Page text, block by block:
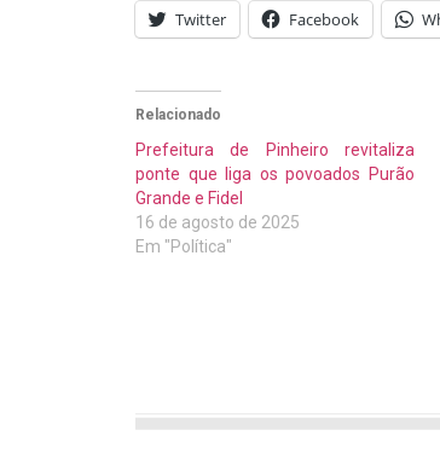
Twitter Facebook
Relacionado
Prefeitura de Pinheiro revitaliza
ponte que liga os povoados Purão
Grande e Fidel
16 de agosto de 2025
Em "Política"